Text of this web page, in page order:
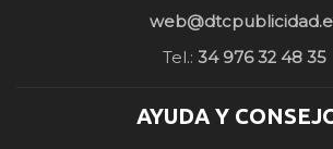
Tel.: 34 976 32 48 35
AYUDA Y